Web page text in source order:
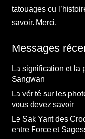
tatouages ou
savoir. Merci.
Messages
La signification et la
Sangwan
La vérité sur les
vous devez savoir
Le Sak Yant des
entre Force et